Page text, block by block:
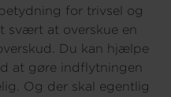
for trivsel og
svært at overskue en
Du kan hjælpe
at gøre indflytningen
Og der skal egentlig